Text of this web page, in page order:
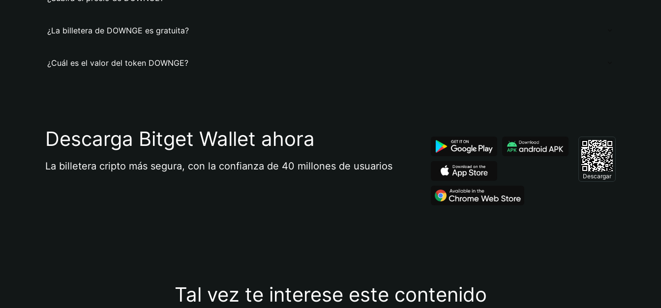
¿La billetera de DOWNGE es gratuita?
¿Cuál es el valor del token DOWNGE?
Descarga Bitget Wallet ahora
La billetera cripto más segura, con la confianza de 40 millones de usuarios
Descargar
Tal vez te interese este contenido